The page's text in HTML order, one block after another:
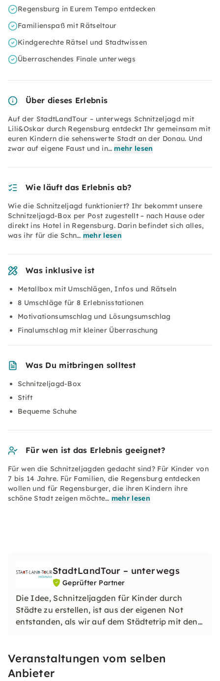
Regensburg in Eurem Tempo entdecken
Familienspaß mit Rätseltour
Kindgerechte Rätsel und Stadtwissen
Überraschendes Finale unterwegs
Über dieses Erlebnis
Auf der StadtLandTour – unterwegs Schnitzeljagd mit
Lili&Oskar durch Regensburg entdeckt Ihr gemeinsam mit
euren Kindern die sehenswerte Stadt an der Donau. Und
zwar auf eigene Faust und in… mehr lesen
Wie läuft das Erlebnis ab?
Wie die Schnitzeljagd funktioniert? Ihr bekommt unsere
Schnitzeljagd-Box per Post zugestellt – nach Hause oder
direkt ins Hotel in Regensburg. Darin befindet sich alles,
was ihr für die Schn… mehr lesen
Was inklusive ist
Metallbox mit Umschlägen, Infos und Rätseln
8 Umschläge für 8 Erlebnisstationen
Motivationsumschlag und Lösungsumschlag
Finalumschlag mit kleiner Überraschung
Was Du mitbringen solltest
Schnitzeljagd-Box
Stift
Bequeme Schuhe
Für wen ist das Erlebnis geeignet?
Für wen die Schnitzeljagden gedacht sind? Für Kinder von
7 bis 14 Jahre. Für Familien, die Regensburg entdecken
wollen und für Regensburger, die ihren Kindern ihre
schöne Stadt zeigen möchte… mehr lesen
StadtLandTour – unterwegs
Geprüfter Partner
Die Idee, Schnitzeljagden für Kinder durch
Städte zu erstellen, ist aus der eigenen Not
entstanden, als wir auf dem Städtetrip mit den
zu den Sehenswürdigkeiten und motivieren die
Kinder zum Mitlaufen.
Veranstaltungen vom selben
Anbieter